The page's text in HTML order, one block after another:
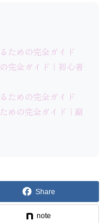
ための完全ガイド
完全ガイド｜初心者
ための完全ガイド
めの完全ガイド｜副
Share
note